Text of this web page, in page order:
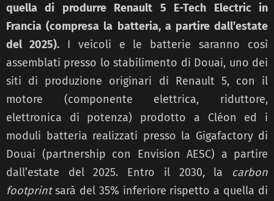
quella di produrre Renault 5 E-Tech Electric in
Francia (compresa la batteria, a partire dall’estate
del 2025).I veicoli e le batterie saranno così
assemblati presso lo stabilimento di Douai, uno dei
siti di produzione originari di Renault 5, con il
motore (componente elettrica, riduttore,
elettronica di potenza) prodotto a Cléon ed i
moduli batteria realizzati presso la Gigafactory di
Douai (partnership con Envision AESC) a partire
dall’estate del 2025. Entro il 2030, la carbon
footprintsarà del 35% inferiore rispetto a quella di